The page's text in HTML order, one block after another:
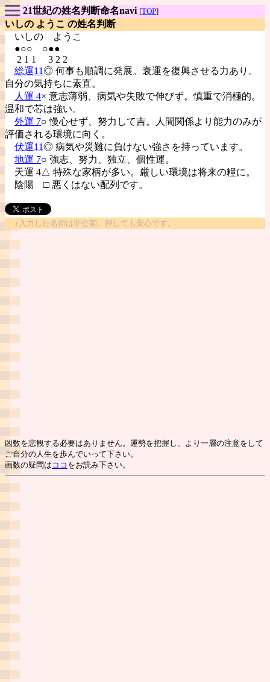
21世紀の姓名判断命名navi [TOP]
いしの ようこ の姓名判断
いしの
ようこ
●○○ ○●●
2 1 1 3 2 2
総運11◎ 何事も順調に発展。衰運を復興させる力あり。
自分の気持ちに素直。
人運 4× 意志薄弱、病気や失敗で伸びず。慎重で消極的。
温和で芯は強い。
外運 7○ 慢心せず、努力して吉。人間関係より能力のみが
評価される環境に向く。
伏運11◎ 病気や災難に負けない強さを持っています。
地運 7○ 強志、努力、独立、個性運。
天運 4△ 特殊な家柄が多い。厳しい環境は将来の糧に。
陰陽 □ 悪くはない配列です。
↑入力した名前は非公開。押しても安心です。
凶数を悲観する必要はありません。運勢を把握し、より一層の注意をして
ご自分の人生を歩んでいって下さい。
画数の疑問は ココ をお読み下さい。